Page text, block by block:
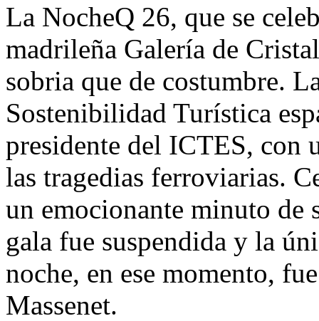
La NocheQ 26, que se
madrileña Galería de
sobria que de costumbre.
Sostenibilidad Turística
presidente del ICTES, con
las tragedias ferroviarias.
un emocionante minuto de
gala fue suspendida y la
noche, en ese momento,
Massenet.